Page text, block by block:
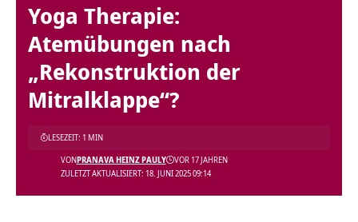
Yoga Therapie:
Atemübungen nach
„Rekonstruktion der
Mitralklappe“?
ZULETZT AKTUALISIERT: 18. JUNI 2025 09:14
VONPRANAVA HEINZ PAULY VOR 17 JAHREN
LESEZEIT: 1 MIN